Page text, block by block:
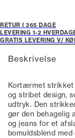
RETUR I 365 DAGE
LEVERING 1-2
GRATIS LEVERING V/
Beskrivelse
Kortærmet strikket
og stribet design,
udtryk. Den
gør den behagelig
og jeans for et
bomuldsblend